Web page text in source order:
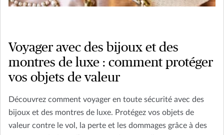
Voyager avec des bijoux et des
montres de luxe : comment protéger
vos objets de valeur
Découvrez comment voyager en toute sécurité avec des
bijoux et des montres de luxe. Protégez vos objets de
valeur contre le vol, la perte et les dommages grâce à des